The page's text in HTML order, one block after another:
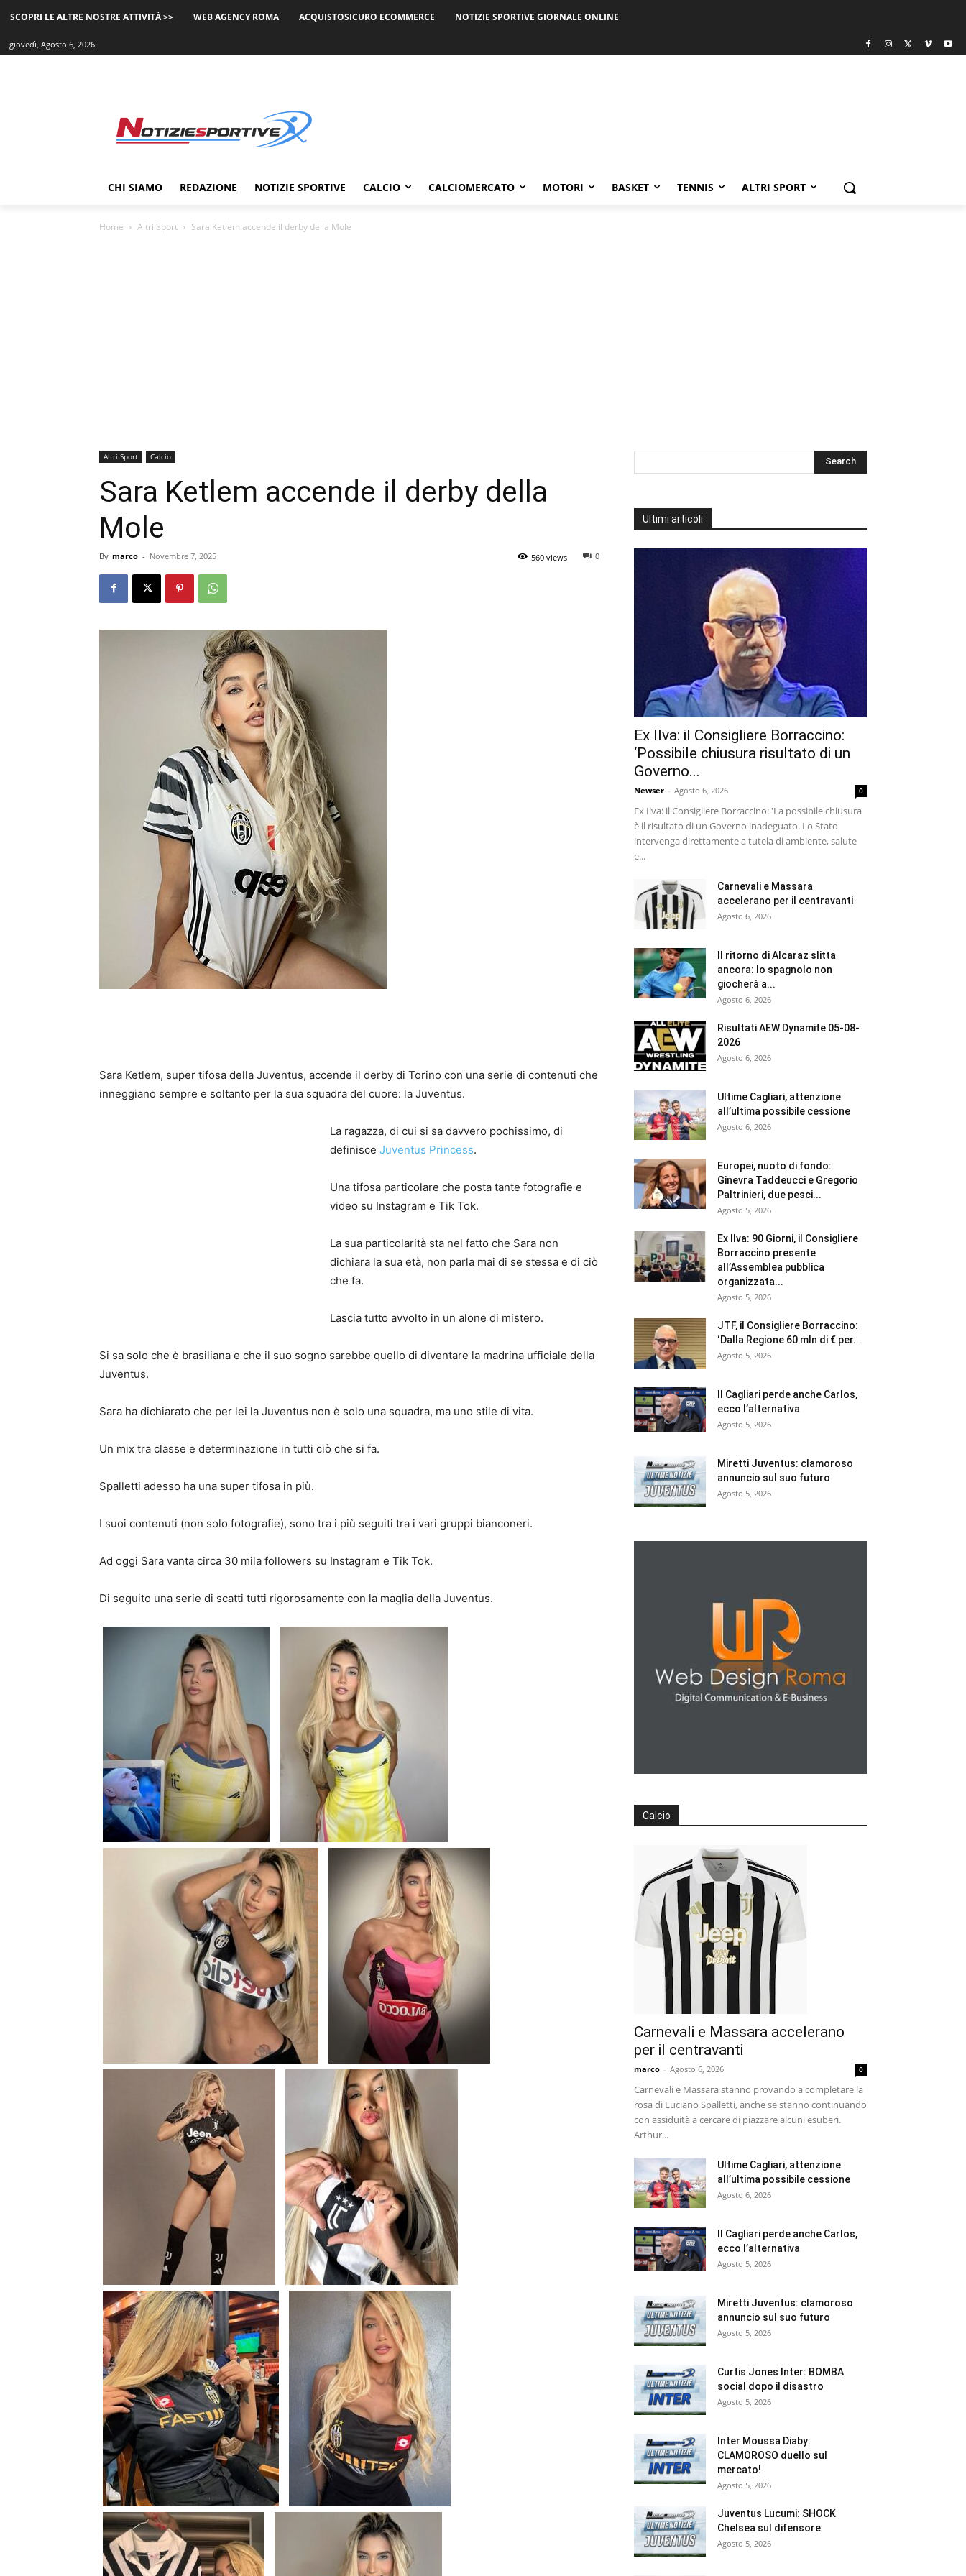
SCOPRI LE ALTRE NOSTRE ATTIVITÀ >> WEB AGENCY ROMA ACQUISTOSICURO ECOMMERCE NOTIZIE SPORTIVE GIORNALE ONLINE
giovedì, Agosto 6, 2026
CHI SIAMO REDAZIONE NOTIZIE SPORTIVE CALCIO CALCIOMERCATO MOTORI BASKET TENNIS ALTRI SPORT
Home Altri Sport Sara Ketlem accende il derby della Mole
Altri Sport Calcio
Sara Ketlem accende il derby della
Mole
By marco - Novembre 7, 2025 0
560 views
Sara Ketlem, super tifosa della Juventus, accende il derby di Torino con una serie di contenuti che
inneggiano sempre e soltanto per la sua squadra del cuore: la Juventus.
La ragazza, di cui si sa davvero pochissimo, di
definisce Juventus Princess.
Una tifosa particolare che posta tante fotografie e
video su Instagram e Tik Tok.
La sua particolarità sta nel fatto che Sara non
dichiara la sua età, non parla mai di se stessa e di ciò
che fa.
Lascia tutto avvolto in un alone di mistero.
Si sa solo che è brasiliana e che il suo sogno sarebbe quello di diventare la madrina ufficiale della
Juventus.
Sara ha dichiarato che per lei la Juventus non è solo una squadra, ma uno stile di vita.
Un mix tra classe e determinazione in tutti ciò che si fa.
Spalletti adesso ha una super tifosa in più.
I suoi contenuti (non solo fotografie), sono tra i più seguiti tra i vari gruppi bianconeri.
Ad oggi Sara vanta circa 30 mila followers su Instagram e Tik Tok.
Di seguito una serie di scatti tutti rigorosamente con la maglia della Juventus.
Ultimi articoli
Ex Ilva: il Consigliere Borraccino:
‘Possibile chiusura risultato di un
Governo...
Newser - Agosto 6, 2026 0
Ex Ilva: il Consigliere Borraccino: 'La possibile chiusura
è il risultato di un Governo inadeguato. Lo Stato
intervenga direttamente a tutela di ambiente, salute
e...
Carnevali e Massara
accelerano per il centravanti
Agosto 6, 2026
Il ritorno di Alcaraz slitta
ancora: lo spagnolo non
giocherà a...
Agosto 6, 2026
Risultati AEW Dynamite 05-08-
2026
Agosto 6, 2026
Ultime Cagliari, attenzione
all’ultima possibile cessione
Agosto 6, 2026
Europei, nuoto di fondo:
Ginevra Taddeucci e Gregorio
Paltrinieri, due pesci...
Agosto 5, 2026
Ex Ilva: 90 Giorni, il Consigliere
Borraccino presente
all’Assemblea pubblica
organizzata...
Agosto 5, 2026
JTF, il Consigliere Borraccino:
‘Dalla Regione 60 mln di € per...
Agosto 5, 2026
Il Cagliari perde anche Carlos,
ecco l’alternativa
Agosto 5, 2026
Miretti Juventus: clamoroso
annuncio sul suo futuro
Agosto 5, 2026
Calcio
Carnevali e Massara accelerano
per il centravanti
marco - Agosto 6, 2026 0
Carnevali e Massara stanno provando a completare la
rosa di Luciano Spalletti, anche se stanno continuando
con assiduità a cercare di piazzare alcuni esuberi.
Arthur...
Ultime Cagliari, attenzione
all’ultima possibile cessione
Agosto 6, 2026
Il Cagliari perde anche Carlos,
ecco l’alternativa
Agosto 5, 2026
Miretti Juventus: clamoroso
annuncio sul suo futuro
Agosto 5, 2026
Curtis Jones Inter: BOMBA
social dopo il disastro
Agosto 5, 2026
Inter Moussa Diaby:
CLAMOROSO duello sul
mercato!
Agosto 5, 2026
Juventus Lucumi: SHOCK
Chelsea sul difensore
Agosto 5, 2026